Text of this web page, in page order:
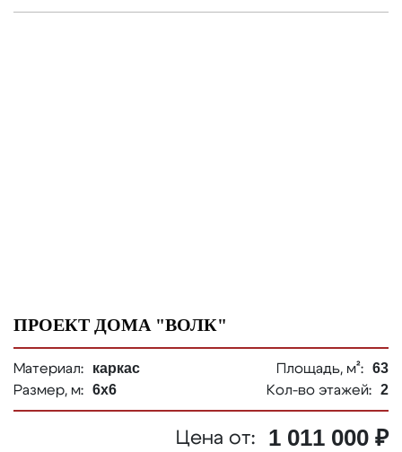
ПРОЕКТ ДОМА "ВОЛК"
Материал: каркас
Размер, м: 6х6
Площадь, м²: 63
Кол-во этажей: 2
Цена от: 1 011 000 ₽